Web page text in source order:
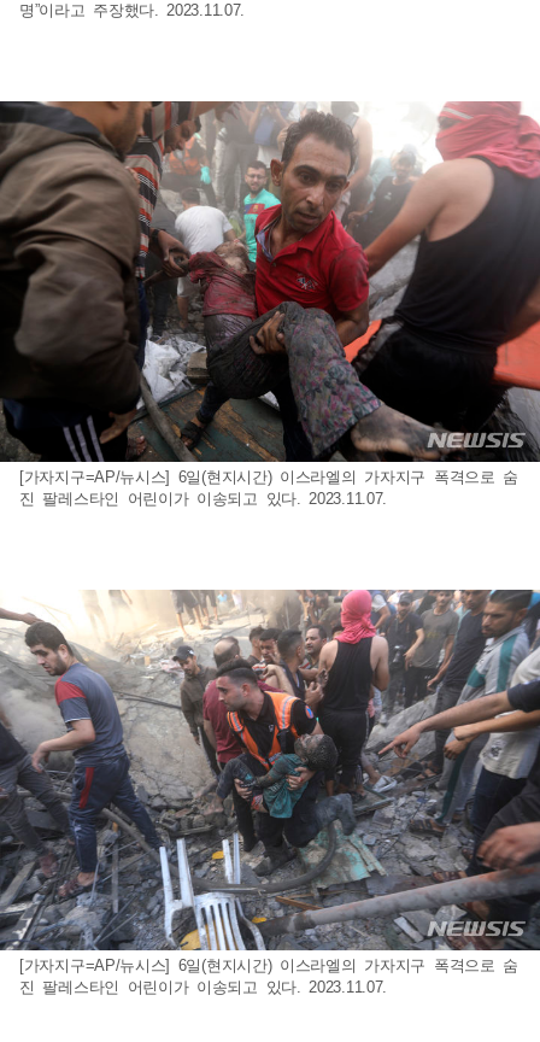
명”이라고 주장했다. 2023.11.07.
[가자지구=AP/뉴시스] 6일(현지시간) 이스라엘의 가자지구 폭격으로 숨
진 팔레스타인 어린이가 이송되고 있다. 2023.11.07.
[가자지구=AP/뉴시스] 6일(현지시간) 이스라엘의 가자지구 폭격으로 숨
진 팔레스타인 어린이가 이송되고 있다. 2023.11.07.